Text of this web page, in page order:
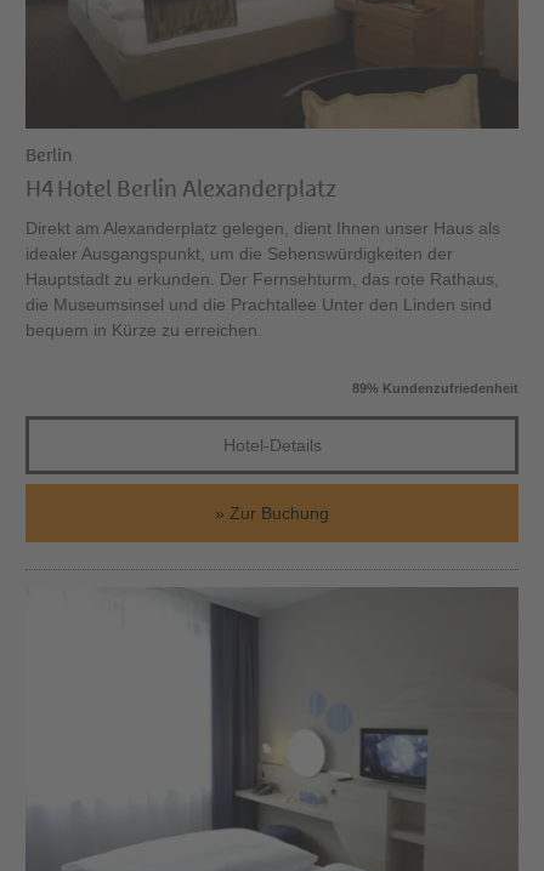
Berlin
H4 Hotel Berlin Alexanderplatz
Direkt am Alexanderplatz gelegen, dient Ihnen unser Haus als
idealer Ausgangspunkt, um die Sehenswürdigkeiten der
Hauptstadt zu erkunden. Der Fernsehturm, das rote Rathaus,
die Museumsinsel und die Prachtallee Unter den Linden sind
bequem in Kürze zu erreichen.
89% Kundenzufriedenheit
Hotel-Details
Zur Buchung